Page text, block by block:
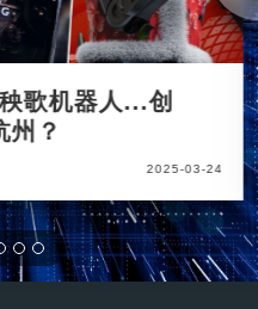
歌机器人...创
州？
2025-03-24